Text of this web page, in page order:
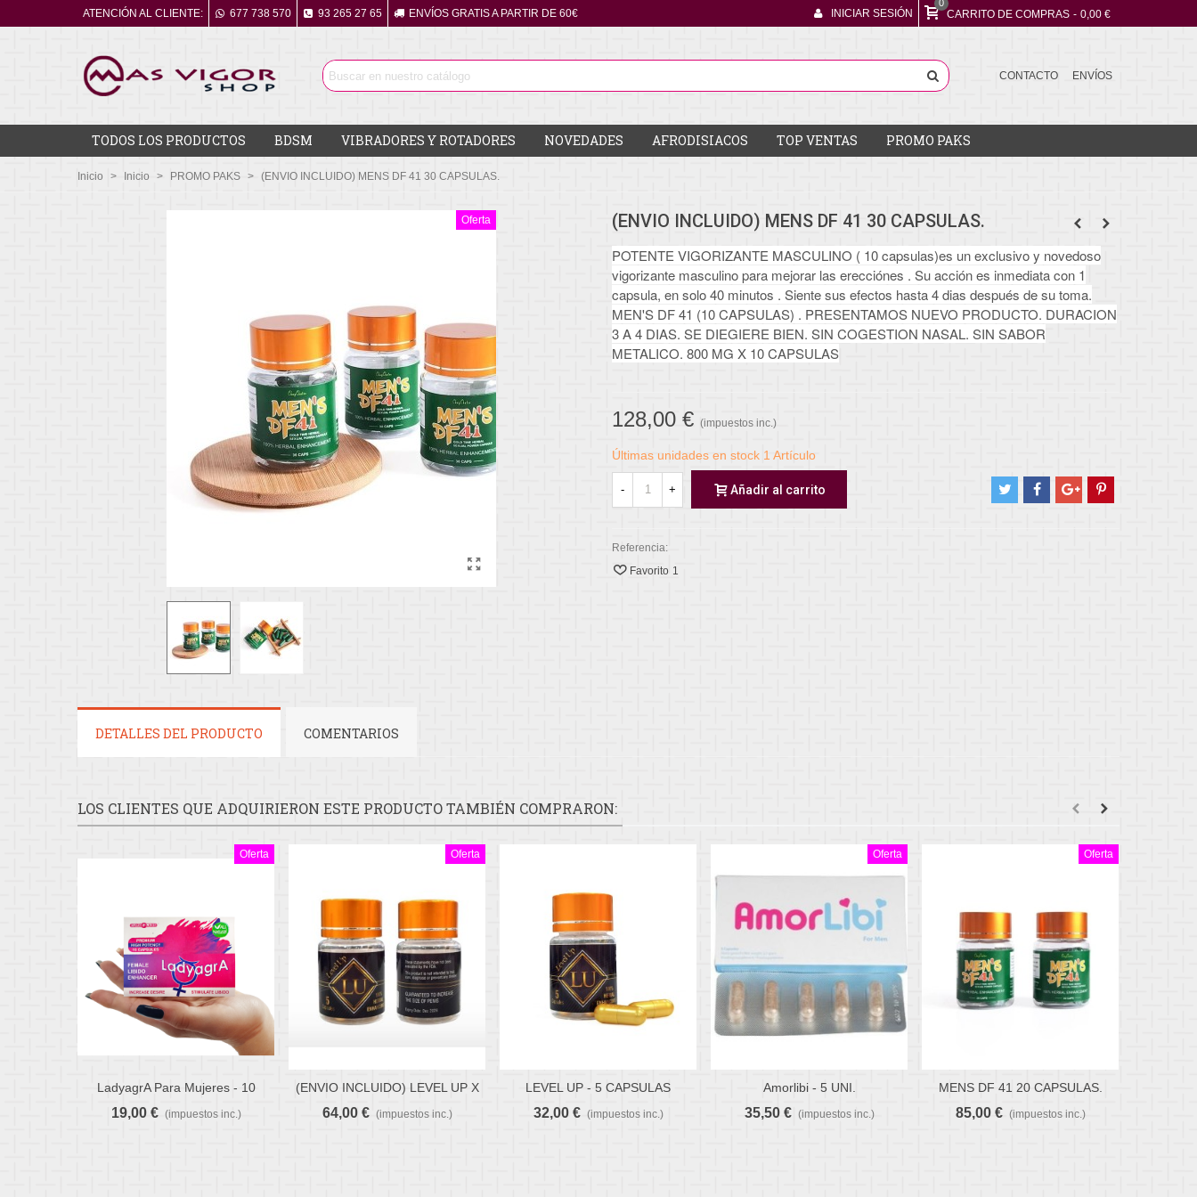
ATENCIÓN AL CLIENTE: 677 738 570 93 265 27 65 ENVÍOS GRATIS A PARTIR DE 60€ INICIAR SESIÓN
0
CARRITO DE COMPRAS - 0,00 €
CONTACTO ENVÍOS
TODOS LOS PRODUCTOS BDSM VIBRADORES Y ROTADORES NOVEDADES AFRODISIACOS TOP VENTAS PROMO PAKS
Inicio > Inicio > PROMO PAKS > (ENVIO INCLUIDO) MENS DF 41 30 CAPSULAS.
Oferta (ENVIO INCLUIDO) MENS DF 41 30 CAPSULAS.
POTENTE VIGORIZANTE MASCULINO ( 10 capsulas)es un exclusivo y novedoso
vigorizante masculino para mejorar las erecciónes . Su acción es inmediata con 1
capsula, en solo 40 minutos . Siente sus efectos hasta 4 dias después de su toma.
MEN'S DF 41 (10 CAPSULAS) . PRESENTAMOS NUEVO PRODUCTO. DURACION
3 A 4 DIAS. SE DIEGIERE BIEN. SIN COGESTION NASAL. SIN SABOR
METALICO. 800 MG X 10 CAPSULAS
128,00 € (impuestos inc.)
Últimas unidades en stock 1 Artículo
- + Añadir al carrito
Referencia:
Favorito 1
DETALLES DEL PRODUCTO COMENTARIOS
LOS CLIENTES QUE ADQUIRIERON ESTE PRODUCTO TAMBIÉN COMPRARON:
Oferta
Favorito
LadyagrA Para Mujeres - 10
Cápsulas
19,00 € (impuestos inc.)
Oferta
Favorito
(ENVIO INCLUIDO) LEVEL UP X
2 (10 CAPSULAS)
64,00 € (impuestos inc.)
Favorito
LEVEL UP - 5 CAPSULAS
32,00 € (impuestos inc.)
Oferta
Favorito
Amorlibi - 5 UNI.
35,50 € (impuestos inc.)
Oferta
Favorito
MENS DF 41 20 CAPSULAS.
85,00 € (impuestos inc.)